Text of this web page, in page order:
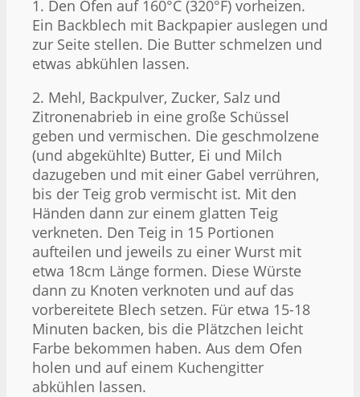
1. Den Ofen auf 160°C (320°F) vorheizen.
Ein Backblech mit Backpapier auslegen und
zur Seite stellen. Die Butter schmelzen und
etwas abkühlen lassen.
2. Mehl, Backpulver, Zucker, Salz und
Zitronenabrieb in eine große Schüssel
geben und vermischen. Die geschmolzene
(und abgekühlte) Butter, Ei und Milch
dazugeben und mit einer Gabel verrühren,
bis der Teig grob vermischt ist. Mit den
Händen dann zur einem glatten Teig
verkneten. Den Teig in 15 Portionen
aufteilen und jeweils zu einer Wurst mit
etwa 18cm Länge formen. Diese Würste
dann zu Knoten verknoten und auf das
vorbereitete Blech setzen. Für etwa 15-18
Minuten backen, bis die Plätzchen leicht
Farbe bekommen haben. Aus dem Ofen
holen und auf einem Kuchengitter
abkühlen lassen.